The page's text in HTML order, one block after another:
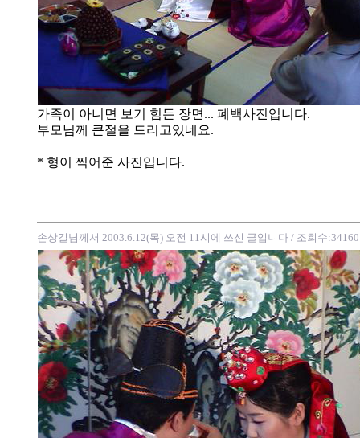
가족이 아니면 보기 힘든 장면... 폐백사진입니다.
부모님께 큰절을 드리고있네요.
* 형이 찍어준 사진입니다.
손상길님께서 2003.6.12(목) 오전 11시에 쓰신 글입니다 / 조회수:34160